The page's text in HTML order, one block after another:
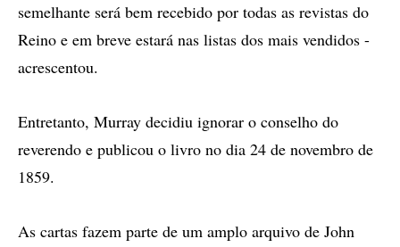
semelhante será bem recebido por todas as revistas do
Reino e em breve estará nas listas dos mais vendidos -
acrescentou.
Entretanto, Murray decidiu ignorar o conselho do
reverendo e publicou o livro no dia 24 de novembro de
1859.
As cartas fazem parte de um amplo arquivo de John